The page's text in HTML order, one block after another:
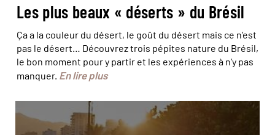
Les plus beaux « déserts » du Brésil
Ça a la couleur du désert, le goût du désert mais ce n’est
pas le désert… Découvrez trois pépites nature du Brésil,
le bon moment pour y partir et les expériences à n’y pas
manquer. En lire plus